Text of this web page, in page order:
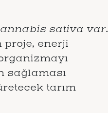
sativa var.
proje, enerji
sağlaması
tarım